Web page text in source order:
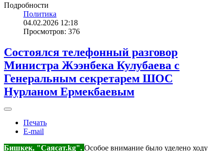
Подробности
Политика
04.02.2026 12:18
Просмотров: 376
Состоялся телефонный разговор
Министра Жээнбека Кулубаева с
Генеральным секретарем ШОС
Нурланом Ермекбаевым
Печать
E-mail
Бишкек, "Саясат.kg". Особое внимание было уделено ходу